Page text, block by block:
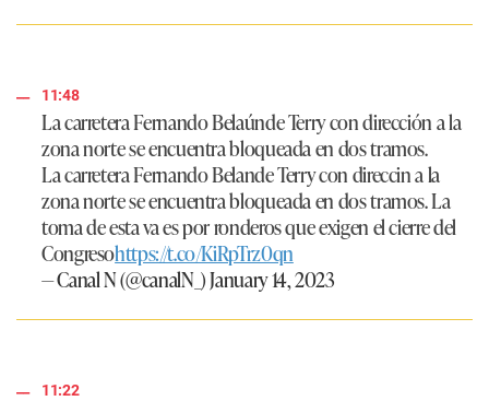
11:48
La carretera Fernando Belaúnde Terry con dirección a la
zona norte se encuentra bloqueada en dos tramos.
La carretera Fernando Belande Terry con direccin a la
zona norte se encuentra bloqueada en dos tramos. La
toma de esta va es por ronderos que exigen el cierre del
Congresohttps://t.co/KiRpTrz0qn
— Canal N (@canalN_)January 14, 2023
11:22